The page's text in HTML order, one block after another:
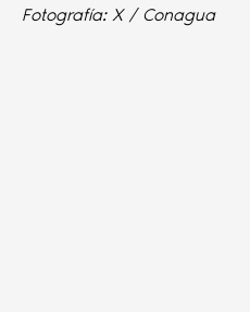
Fotografía: X / Conagua